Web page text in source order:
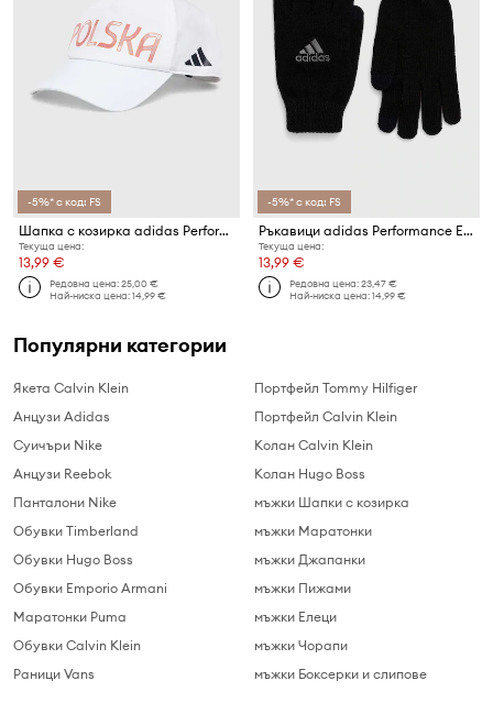
-5%* с код: FS
Шапка с козирка adidas Performance Polska
Текуща цена:
13,99 €
Редовна цена:25,00 €
Най-ниска цена:14,99 €
-5%* с код: FS
Ръкавици adidas Performance Essentials
Текуща цена:
13,99 €
Редовна цена:23,47 €
Най-ниска цена:14,99 €
Популярни категории
Якета Calvin Klein
Анцузи Adidas
Суичъри Nike
Анцузи Reebok
Панталони Nike
Обувки Timberland
Обувки Hugo Boss
Обувки Emporio Armani
Маратонки Puma
Обувки Calvin Klein
Раници Vans
Портфейл Tommy Hilfiger
Портфейл Calvin Klein
Колан Calvin Klein
Колан Hugo Boss
мъжки Шапки с козирка
мъжки Маратонки
мъжки Джапанки
мъжки Пижами
мъжки Елеци
мъжки Чорапи
мъжки Боксерки и слипове